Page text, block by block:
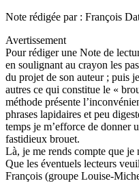
Note rédigée par : François
Avertissement
Pour rédiger une Note de
en soulignant au crayon les
du projet de son auteur ; puis
autres ce qui constitue le «
méthode présente
phrases lapidaires et peu
temps je m’efforce de donner
fastidieux brouet.
Là, je me rends compte que je
Que les éventuels lecteurs
François (groupe Louise-